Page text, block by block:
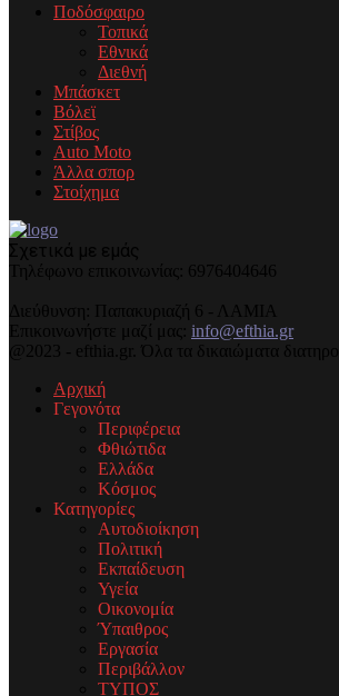
Ποδόσφαιρο
Τοπικά
Εθνικά
Διεθνή
Μπάσκετ
Βόλεϊ
Στίβος
Auto Moto
Άλλα σπορ
Στοίχημα
Σχετικά με εμάς
Τηλέφωνo επικοινωνίας: 6976404646
Διεύθυνση: Παπακυριαζή 6 - ΛΑΜΙΑ
Επικοινωνήστε μαζί μας: info@efthia.gr
@2023 - efthia.gr. Όλα τα δικαιώματα
Αρχική
Γεγονότα
Περιφέρεια
Φθιώτιδα
Ελλάδα
Κόσμος
Κατηγορίες
Αυτοδιοίκηση
Πολιτική
Εκπαίδευση
Υγεία
Οικονομία
Ύπαιθρος
Εργασία
Περιβάλλον
ΤΥΠΟΣ